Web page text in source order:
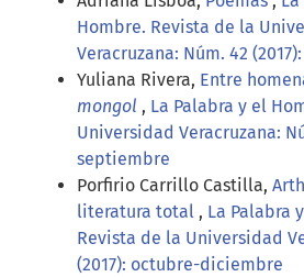
Hombre. Revista de la
Veracruzana: Núm. 42
Yuliana Rivera, Entre
mongol , La Palabra y el
Universidad Veracruzana:
septiembre
Porfirio Carrillo Castilla,
literatura total , La Palabra
Revista de la Universidad
(2017): octubre-diciembre